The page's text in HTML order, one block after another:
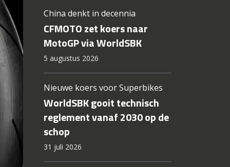
China denkt in decennia
CFMOTO zet koers naar
MotoGP via WorldSBK
5 augustus 2026
Nieuwe koers voor Superbikes
WorldSBK gooit technisch
reglement vanaf 2030 op de
schop
31 juli 2026